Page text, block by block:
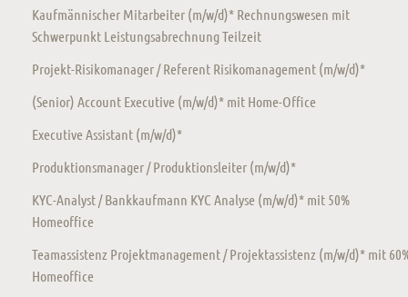
Kaufmännischer Mitarbeiter (m/w/d)* Rechnungswesen mit
Schwerpunkt Leistungsabrechnung Teilzeit
Projekt-Risikomanager / Referent Risikomanagement (m/w/d)*
(Senior) Account Executive (m/w/d)* mit Home-Office
Executive Assistant (m/w/d)*
Produktionsmanager / Produktionsleiter (m/w/d)*
KYC-Analyst / Bankkaufmann KYC Analyse (m/w/d)* mit 50%
Homeoffice
Teamassistenz Projektmanagement / Projektassistenz (m/w/d)* mit
Homeoffice